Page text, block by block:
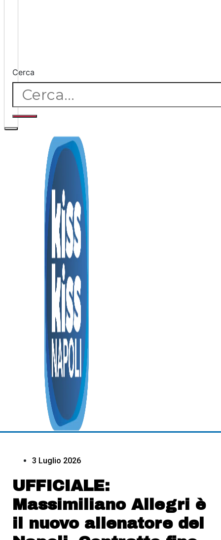
Cerca
3 Luglio 2026
UFFICIALE:
Massimiliano Allegri è
il nuovo allenatore del